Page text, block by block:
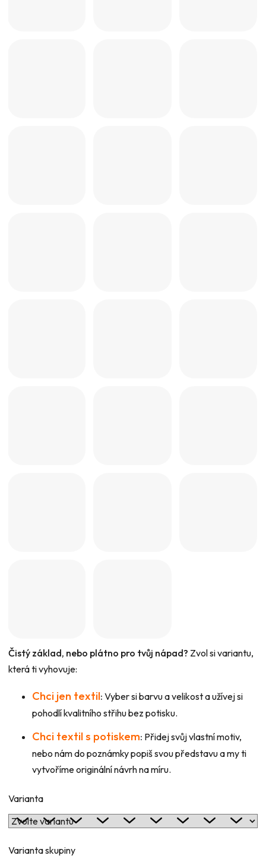
Čistý základ, nebo plátno pro tvůj nápad? Zvol si variantu,
která ti vyhovuje:
Chci jen textil: Vyber si barvu a velikost a užívej si
pohodlí kvalitního střihu bez potisku.
Chci textil s potiskem: Přidej svůj vlastní motiv,
nebo nám do poznámky popiš svou představu a my ti
vytvoříme originální návrh na míru.
Varianta
Varianta skupiny